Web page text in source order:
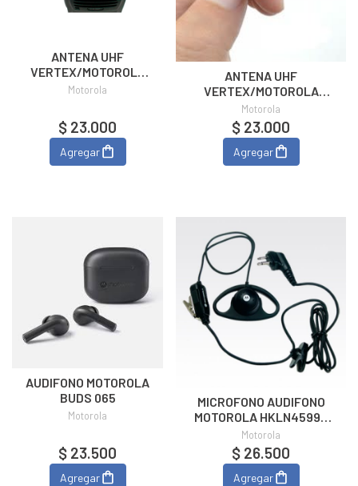
ANTENA UHF
VERTEX/MOTOROLA
VX261 450-485MHZ
Motorola
$ 23.000
Agregar
ANTENA UHF
VERTEX/MOTOROLA
VX261 490-512MHZ
AAE23X504
Motorola
$ 23.000
Agregar
AUDIFONO MOTOROLA
BUDS 065
Motorola
$ 23.500
Agregar
MICROFONO AUDIFONO
MOTOROLA HKLN4599B
P/DEP450/EP450/EP350
Motorola
$ 26.500
Agregar